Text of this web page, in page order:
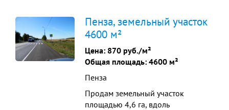
Пенза, земельный участок
4600 м²
Цена: 870 руб./м²
Общая площадь: 4600 м²
Пенза
Продам земельный участок
площадью 4,6 га, вдоль